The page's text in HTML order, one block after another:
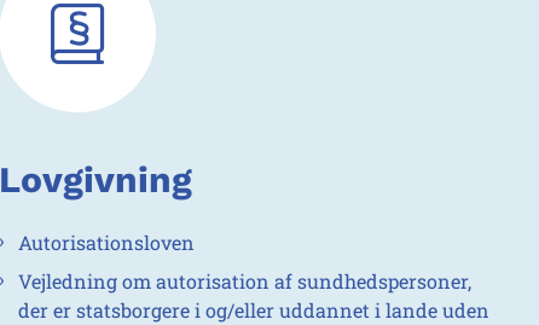
Lovgivning
Autorisationsloven
Vejledning om autorisation af sundhedspersoner,
der er statsborgere i og/eller uddannet i lande uden